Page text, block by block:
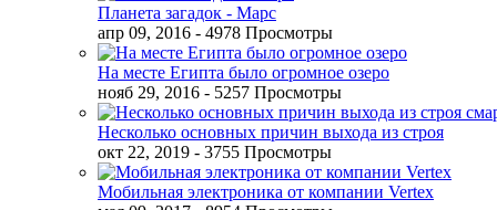
Планета загадок - Марс
апр 09, 2016 - 4978 Просмотры
На месте Египта было огромное озеро
нояб 29, 2016 - 5257 Просмотры
Несколько основных причин выхода из строя
окт 22, 2019 - 3755 Просмотры
Мобильная электроника от компании Vertex